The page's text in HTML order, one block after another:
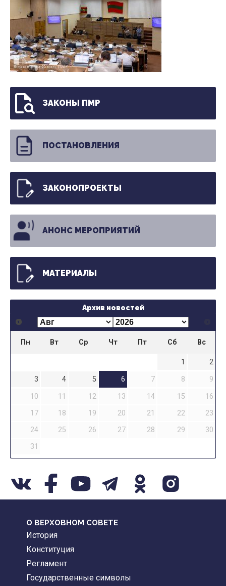
ЗАКОНЫ ПМР
ПОСТАНОВЛЕНИЯ
ЗАКОНОПРОЕКТЫ
АНОНС МЕРОПРИЯТИЙ
МАТЕРИАЛЫ
Архив новостей
Пн Вт Ср Чт Пт Сб Вс
1
2
3
4 5 6 7 8
9
10
11 12 13 14 15
16
17
18 19 20 21 22
23
24
25 26 27 28 29
30
31
О ВЕРХОВНОМ СОВЕТЕ
История
Конституция
Регламент
Государственные символы